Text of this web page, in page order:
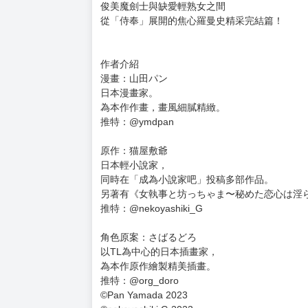
內容介紹 / 目錄
同樣受到奧斯卡吸引的凜卻因為過去的戀愛創傷
就在兩人單獨外出調查碑文時，凜發現自己再也
回程中，奧斯卡因為一場突如其來的意外而中了
這下只能那麼做了吧？但這麼一來，負責「侍奉
為了能向對方坦誠心意，兩人決定採取某種行動
俊美魔劍士與缺愛輕熟女之間
從「侍奉」展開的焦心羅曼史精采完結篇！
作者介紹
日本漫畫家。
為本作作畫，畫風細膩精緻。
推特：@ymdpan
原作：猫屋敷爺
日本輕小說家，